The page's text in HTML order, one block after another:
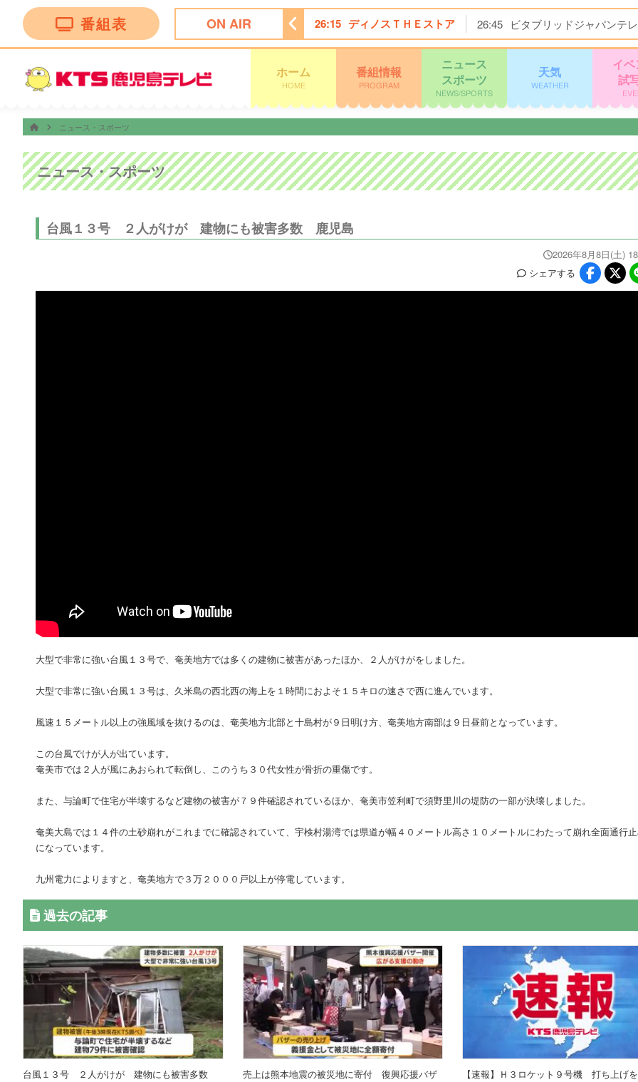
番組表 ON AIR
ー尾形のどんぶり旅 〜ニッポンのうまい！にサンキュー〜 26:15 ディノスＴＨＥストア 26:45 ビタブリッドジャパンテ
ホーム
HOME
番組情報
PROGRAM
ニュース
スポーツ
NEWS/SPORTS
天気
WEATHER
イ
試
ニュース・スポーツ
ニュース・スポーツ
台風１３号 ２人がけが 建物にも被害多数 鹿児島
2026年8月8日(土)
シェアする
大型で非常に強い台風１３号で、奄美地方では多くの建物に被害があったほか、２人がけがをしました。
大型で非常に強い台風１３号は、久米島の西北西の海上を１時間におよそ１５キロの速さで西に進んでいます。
風速１５メートル以上の強風域を抜けるのは、奄美地方北部と十島村が９日明け方、奄美地方南部は９日昼前となっています。
この台風でけが人が出ています。
奄美市では２人が風にあおられて転倒し、このうち３０代女性が骨折の重傷です。
また、与論町で住宅が半壊するなど建物の被害が７９件確認されているほか、奄美市笠利町で須野里川の堤防の一部が決壊しました。
奄美大島では１４件の土砂崩れがこれまでに確認されていて、宇検村湯湾では県道が幅４０メートル高さ１０メートルにわたって崩れ全面通行
になっています。
九州電力によりますと、奄美地方で３万２０００戸以上が停電しています。
過去の記事
台風１３号 ２人がけが 建物にも被害多数
売上は熊本地震の被災地に寄付 復興応援バザ
【速報】Ｈ３ロケット９号機 打ち上げ